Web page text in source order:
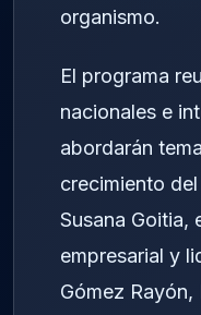
organismo.
El programa
nacionales e
abordarán
crecimiento
Susana Goitia,
empresarial y
Gómez